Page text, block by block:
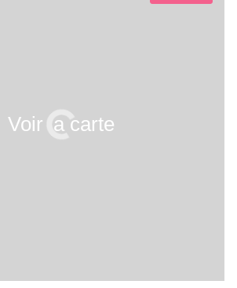
Voir la carte